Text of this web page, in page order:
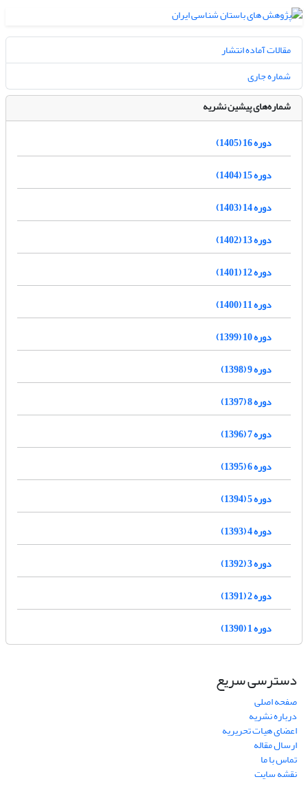
مقالات آماده انتشار
شماره جاری
شماره‌های پیشین نشریه
دوره 16 (1405)
دوره 15 (1404)
دوره 14 (1403)
دوره 13 (1402)
دوره 12 (1401)
دوره 11 (1400)
دوره 10 (1399)
دوره 9 (1398)
دوره 8 (1397)
دوره 7 (1396)
دوره 6 (1395)
دوره 5 (1394)
دوره 4 (1393)
دوره 3 (1392)
دوره 2 (1391)
دوره 1 (1390)
دسترسی سریع
صفحه اصلی
درباره نشریه
اعضای هیات تحریریه
ارسال مقاله
تماس با ما
نقشه سایت